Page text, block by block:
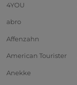
4YOU
abro
Affenzahn
American Tourister
Anekke